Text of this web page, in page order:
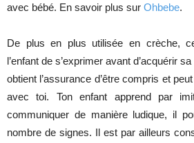
avec bébé. En savoir plus sur Ohbebe.
De plus en plus utilisée en crèche,
l’enfant de s’exprimer avant d’acquérir
obtient l’assurance d’être compris et
avec toi. Ton enfant apprend par
communiquer de manière ludique, il
nombre de signes. Il est par ailleurs